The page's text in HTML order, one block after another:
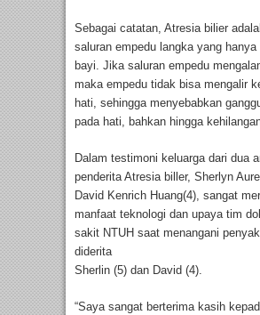
Sebagai catatan, Atresia bilier
saluran empedu langka yang hanya
bayi. Jika saluran empedu
maka empedu tidak bisa mengalir
hati, sehingga menyebabkan
pada hati, bahkan hingga
Dalam testimoni keluarga dari dua
penderita Atresia biller, Sherlyn
David Kenrich Huang(4), sangat
manfaat teknologi dan upaya tim
sakit NTUH saat menangani
diderita
Sherlin (5) dan David (4).
“Saya sangat berterima kasih